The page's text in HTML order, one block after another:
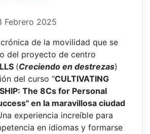
Febrero 2025
de la movilidad que se
del proyecto de centro
(Creciendo en destrezas)
del curso "CULTIVATING
The 8Cs for Personal
en la maravillosa ciudad
experiencia increíble para
en idiomas y formarse